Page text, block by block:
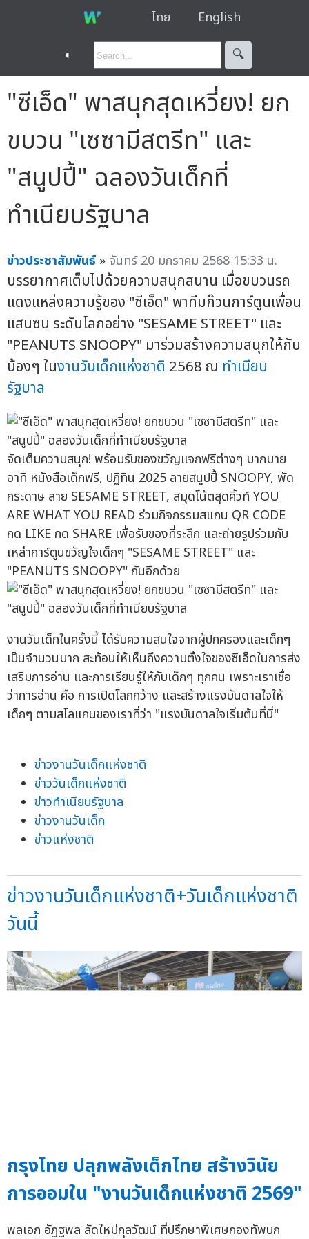
ไทย English
◐ 🔍︎
"ซีเอ็ด" พาสนุกสุดเหวี่ยง! ยก
ขบวน "เซซามีสตรีท" และ
"สนูปปี้" ฉลองวันเด็กที่
ทำเนียบรัฐบาล
ข่าวประชาสัมพันธ์ » จันทร์ 20 มกราคม 2568 15:33 น.
บรรยากาศเต็มไปด้วยความสนุกสนาน เมื่อขบวนรถ
แดงแหล่งความรู้ของ "ซีเอ็ด" พาทีมก๊วนการ์ตูนเพื่อน
แสนซน ระดับโลกอย่าง "SESAME STREET" และ
"PEANUTS SNOOPY" มาร่วมสร้างความสนุกให้กับ
น้องๆ ในงานวันเด็กแห่งชาติ 2568 ณ ทำเนียบ
รัฐบาล
จัดเต็มความสนุก! พร้อมรับของขวัญแจกฟรีต่างๆ มากมาย
อาทิ หนังสือเด็กฟรี, ปฏิทิน 2025 ลายสนูปปี้ SNOOPY, พัด
กระดาษ ลาย SESAME STREET, สมุดโน้ตสุดคิ้วท์ YOU
ARE WHAT YOU READ ร่วมกิจกรรมสแกน QR CODE
กด LIKE กด SHARE เพื่อรับของที่ระลึก และถ่ายรูปร่วมกับ
เหล่าการ์ตูนขวัญใจเด็กๆ "SESAME STREET" และ
"PEANUTS SNOOPY" กันอีกด้วย
งานวันเด็กในครั้งนี้ ได้รับความสนใจจากผู้ปกครองและเด็กๆ
เป็นจำนวนมาก สะท้อนให้เห็นถึงความตั้งใจของซีเอ็ดในการส่ง
เสริมการอ่าน และการเรียนรู้ให้กับเด็กๆ ทุกคน เพราะเราเชื่อ
ว่าการอ่าน คือ การเปิดโลกกว้าง และสร้างแรงบันดาลใจให้
เด็กๆ ตามสโลแกนของเราที่ว่า "แรงบันดาลใจเริ่มต้นที่นี่"
ข่าวงานวันเด็กแห่งชาติ
ข่าววันเด็กแห่งชาติ
ข่าวทำเนียบรัฐบาล
ข่าวงานวันเด็ก
ข่าวแห่งชาติ
ข่าวงานวันเด็กแห่งชาติ+วันเด็กแห่งชาติ
วันนี้
กรุงไทย ปลุกพลังเด็กไทย สร้างวินัย
การออมใน "งานวันเด็กแห่งชาติ 2569"
พลเอก อัฏฐพล ลัดใหม่กุลวัฒน์ ที่ปรึกษาพิเศษกองทัพบก